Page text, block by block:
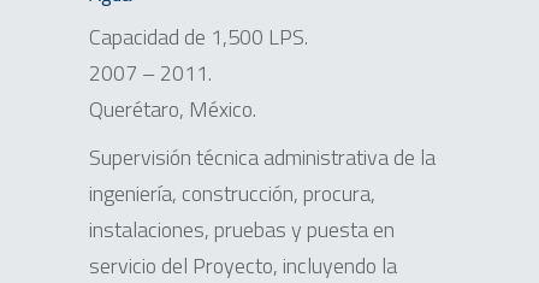
Capacidad de 1,500 LPS.
2007 – 2011.
Querétaro, México.
Supervisión técnica administrativa de la
ingeniería, construcción, procura,
instalaciones, pruebas y puesta en
servicio del Proyecto, incluyendo la